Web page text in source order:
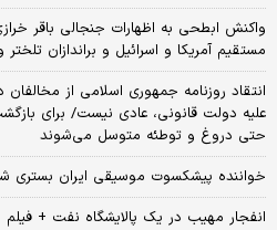
واکنش ابطحی به اظهارات جنجالی باقر
مستقیم آمریکا و اسرائیل و براندازان
انتقاد روزنامه جمهوری اسلامی از
علیه دولت قانونی، عادی نیست/ برای
حتی دروغ و توطئه متوسل می‌شوند
خواننده پیشکسوت موسیقی ایران بستری
انفجار مهیب در یک پالایشگاه نفت + فیلم